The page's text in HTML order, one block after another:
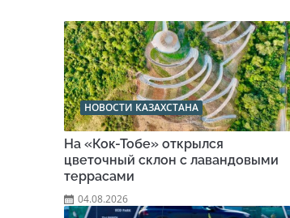
НОВОСТИ КАЗАХСТАНА
На «Кок-Тобе» открылся
цветочный склон с лавандовыми
террасами
04.08.2026